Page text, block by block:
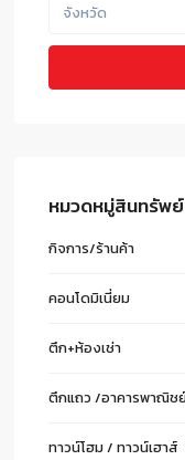
จังหวัด
หมวดหมู่สินทรัพย์
กิจการ/ร้านค้า
คอนโดมิเนี่ยม
ตึก+ห้องเช่า
ตึกแถว /อาคารพาณิช
ทาวน์โฮม / ทาวน์เฮาส์